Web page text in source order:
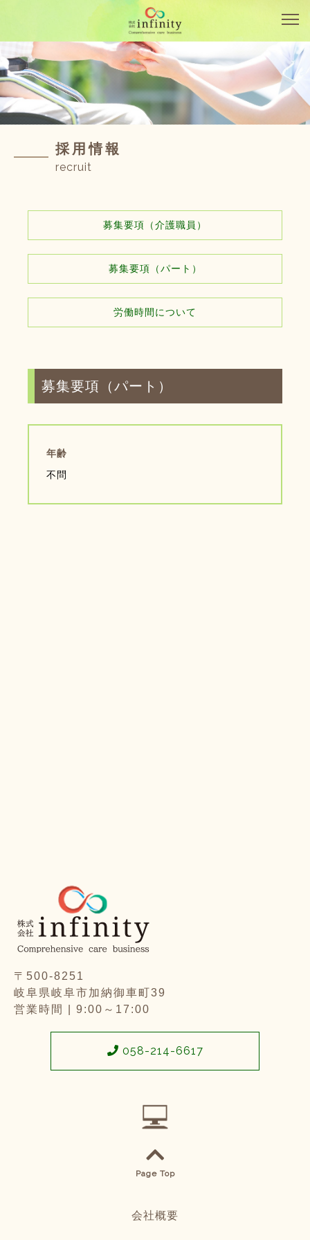
採用情報
recruit
募集要項（介護職員）
募集要項（パート）
労働時間について
募集要項（パート）
年齢
不問
〒500-8251
岐阜県岐阜市加納御車町39
営業時間 | 9:00～17:00
058-214-6617
Page Top
会社概要